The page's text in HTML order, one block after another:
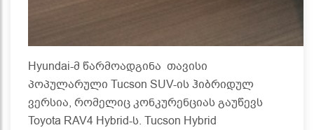
Hyundai-მ წარმოადგინა თავისი
პოპულარული Tucson SUV-ის ჰიბრიდულ
ვერსია, რომელიც კონკურენციას გაუწევს
Toyota RAV4 Hybrid-ს. Tucson Hybrid